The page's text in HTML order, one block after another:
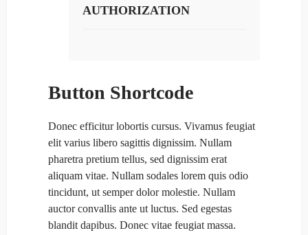
AUTHORIZATION
Button Shortcode
Donec efficitur lobortis cursus. Vivamus feugiat
elit varius libero sagittis dignissim. Nullam
pharetra pretium tellus, sed dignissim erat
aliquam vitae. Nullam sodales lorem quis odio
tincidunt, ut semper dolor molestie. Nullam
auctor convallis ante ut luctus. Sed egestas
blandit dapibus. Donec vitae feugiat massa.